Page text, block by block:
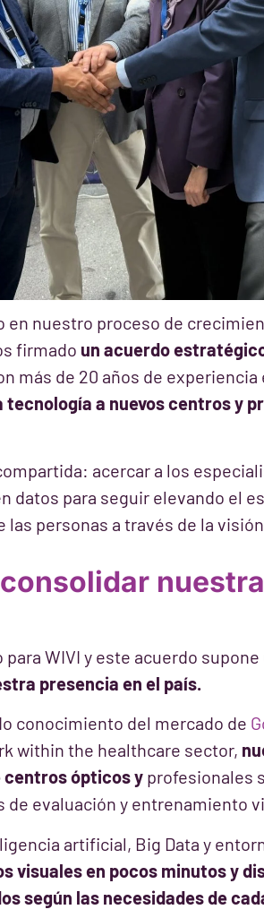
en nuestro proceso de
firmado un acuerdo
más de 20 años de
a nuevos centros y
acercar a los
datos para seguir elevando el
personas a través de la visión.
WIVI y este acuerdo
presencia en el país.
conocimiento del mercado de
within the healthcare sector,
centros ópticos y profesionales
de evaluación y entrenamiento
artificial, Big Data y
visuales en pocos minutosy
según las necesidades de